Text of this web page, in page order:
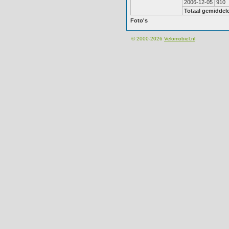
2006-12-05 910
Totaal
Foto's
© 2000-2026 Velomobiel.nl